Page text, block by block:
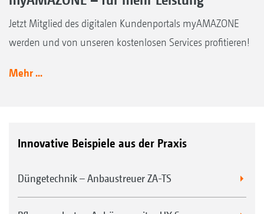
Jetzt Mitglied des digitalen Kundenportals myAMAZONE
werden und von unseren kostenlosen Services profitieren!
Mehr ...
Innovative Beispiele aus der Praxis
Düngetechnik – Anbaustreuer ZA-TS